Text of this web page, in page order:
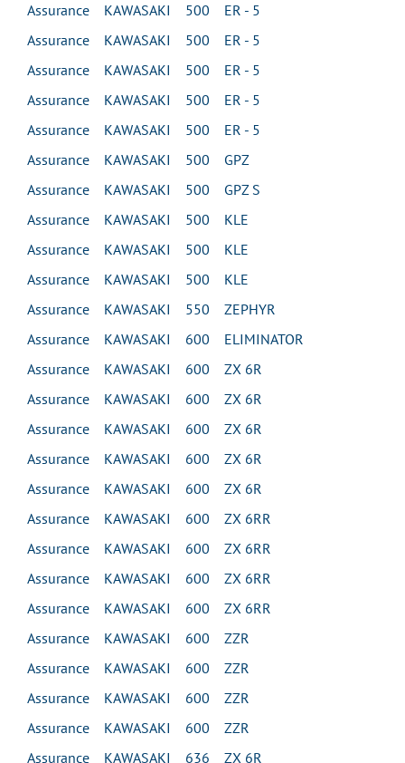
Assurance KAWASAKI 500 ER - 5
Assurance KAWASAKI 500 ER - 5
Assurance KAWASAKI 500 ER - 5
Assurance KAWASAKI 500 ER - 5
Assurance KAWASAKI 500 ER - 5
Assurance KAWASAKI 500 GPZ
Assurance KAWASAKI 500 GPZ S
Assurance KAWASAKI 500 KLE
Assurance KAWASAKI 500 KLE
Assurance KAWASAKI 500 KLE
Assurance KAWASAKI 550 ZEPHYR
Assurance KAWASAKI 600 ELIMINATOR
Assurance KAWASAKI 600 ZX 6R
Assurance KAWASAKI 600 ZX 6R
Assurance KAWASAKI 600 ZX 6R
Assurance KAWASAKI 600 ZX 6R
Assurance KAWASAKI 600 ZX 6R
Assurance KAWASAKI 600 ZX 6RR
Assurance KAWASAKI 600 ZX 6RR
Assurance KAWASAKI 600 ZX 6RR
Assurance KAWASAKI 600 ZX 6RR
Assurance KAWASAKI 600 ZZR
Assurance KAWASAKI 600 ZZR
Assurance KAWASAKI 600 ZZR
Assurance KAWASAKI 600 ZZR
Assurance KAWASAKI 636 ZX 6R